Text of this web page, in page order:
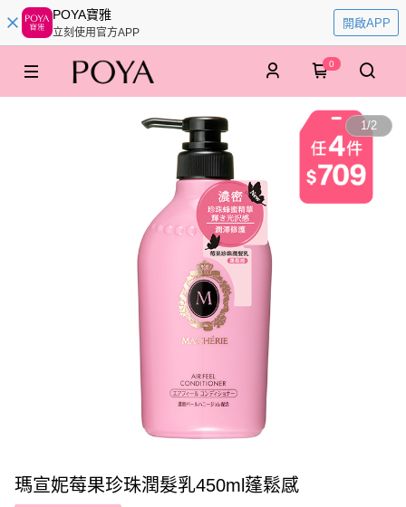
POYA寶雅
立刻使用官方APP
開啟APP
0
1/2
瑪宣妮莓果珍珠潤髮乳450ml蓬鬆感